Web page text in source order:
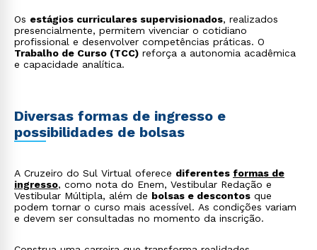
Os estágios curriculares supervisionados, realizados
presencialmente, permitem vivenciar o cotidiano
profissional e desenvolver competências práticas. O
Trabalho de Curso (TCC) reforça a autonomia acadêmica
e capacidade analítica.
Diversas formas de ingresso e
possibilidades de bolsas
A Cruzeiro do Sul Virtual oferece diferentes formas de
ingresso, como nota do Enem, Vestibular Redação e
Vestibular Múltipla, além de bolsas e descontos que
podem tornar o curso mais acessível. As condições variam
e devem ser consultadas no momento da inscrição.
autorizo que meus dados sejam utilizados para o
envio de conteúdos da Cruzeiro do Sul.